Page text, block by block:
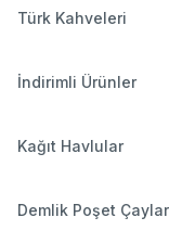
Türk Kahveleri
İndirimli Ürünler
Kağıt Havlular
Demlik Poşet Çaylar